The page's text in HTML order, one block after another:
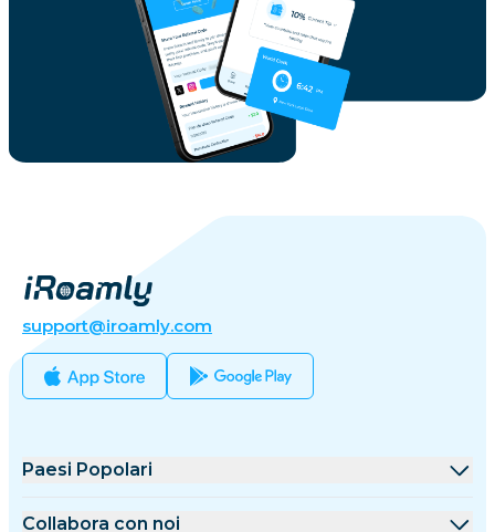
support@iroamly.com
Paesi Popolari
Stati Uniti
Collabora con noi